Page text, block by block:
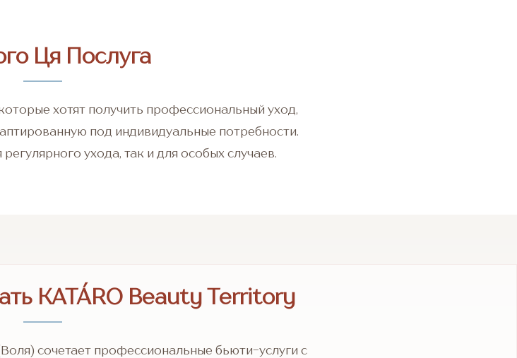
Ця Послуга
хотят получить профессиональный уход,
под индивидуальные потребности.
ухода, так и для особых случаев.
KATÁRO Beauty Territory
сочетает профессиональные бьюти-услуги с